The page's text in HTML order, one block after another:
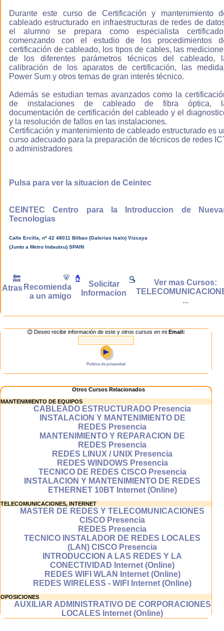
Aprenderás
comodamente
Nuestros cursos
te permiten
aprender comoda
y fácilmente ya
cursos virtuales
interactivos en
los que el alumno
adquiere los
conocimientos
de una forma
menor que con
tradicionales.
Aprenderás en
Con los cursos
on-line de
cualquier
momento de las
24 horas del día,
los 365 días del
año por lo que
tus ocupaciones
no afectarán a tu
eres tu quien
decide el horario
de aprendizaje.
Aprenderás
desde cualquier
lugar
Puedes aprender
desde cualquier
disponga de un
acceso a internet:
desde tu casa o
trabajo, desde
bibliotecas,
cibertecas,
cibercafes etc..
¿Qué significa que un curso
Los cursos en
línea tambien
Durante este curso de Certificación y mantenimiento
cableado estructurado en infraestructuras de redes de
el alumno se prepara como especialista
comenzando con el estudio de los procedimientos
certificación de cableado, los tipos de cables, las
de los diferentes parámetros técnicos del cableado,
calibración de los aparatos de certificación, las
Power Sum y otros temas de gran interés técnico.
Además se estudian temas avanzados como la
de instalaciones de cableado de fibra óptica,
documentación de certificación del cableado y el
y la resolución de fallos en las instalaciones.
Certificación y mantenimiento de cableado estructurado es
curso adecuado para la preparación de técnicos de redes
o administradores
Pulsa para ver la situacion de Ceintec
CEINTEC Centro para la Introduccion de
Tecnologias
Calle Ercilla, nº 42 48011 Bilbao (Galerias Isalo) Vizcaya
(Junto a Metro Indautxu) SPAIN
🔙
Atras
🐻
Recomienda
a un amigo
✋
Solicitar
Informacion
🔍
Ver mas Cursos:
...
😊 Deseo recibir información de este y otros cursos en mi Email:
►
Politica de privacidad
Otros Cursos Relacionados
MANTENIMIENTO DE EQUIPOS
CABLEADO ESTRUCTURADO Presencia
INSTALACION Y MANTENIMIENTO DE
REDES Presencia
MANTENIMIENTO Y REPARACION DE
REDES Presencia
REDES LINUX / UNIX Presencia
REDES WINDOWS Presencia
TECNICO DE REDES CISCO Presencia
INSTALACION Y MANTENIMIENTO DE REDES
ETHERNET 10BT Internet (Online)
TELECOMUNICACIONES, INTERNET
MASTER DE REDES Y TELECOMUNICACIONES
CISCO Presencia
REDES Presencia
TECNICO INSTALADOR DE REDES LOCALES
(LAN) CISCO Presencia
INTRODUCCION A LAS REDES Y LA
CONECTIVIDAD Internet (Online)
REDES WIFI WLAN Internet (Online)
REDES WIRELESS - WIFI Internet (Online)
OPOSICIONES
AUXILIAR ADMINISTRATIVO DE CORPORACIONES
LOCALES Internet (Online)